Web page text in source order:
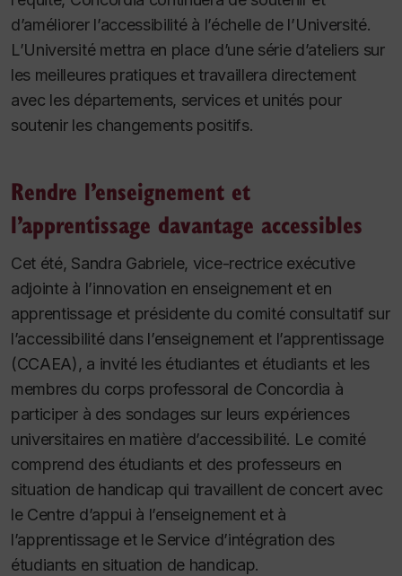
d’améliorer l’accessibilité à l’échelle de l’Université.
L’Université mettra en place d’une série d’ateliers sur
les meilleures pratiques et travaillera directement
avec les départements, services et unités pour
soutenir les changements positifs.
Rendre l’enseignement et
l’apprentissage davantage accessibles
Cet été, Sandra Gabriele, vice-rectrice exécutive
adjointe à l’innovation en enseignement et en
apprentissage et présidente du comité consultatif sur
l’accessibilité dans l’enseignement et l’apprentissage
(CCAEA), a invité les étudiantes et étudiants et les
membres du corps professoral de Concordia à
participer à des sondages sur leurs expériences
universitaires en matière d’accessibilité. Le comité
comprend des étudiants et des professeurs en
situation de handicap qui travaillent de concert avec
le Centre d’appui à l’enseignement et à
l’apprentissage et le Service d’intégration des
étudiants en situation de handicap.